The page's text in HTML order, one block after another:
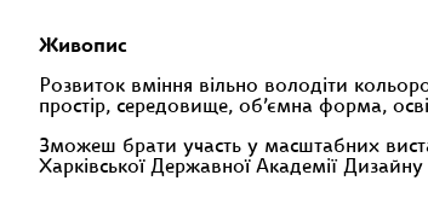
Живопис
Розвиток вміння вільно володіти
простір, середовище, об’ємна форма,
Зможеш брати участь у масштабних
Харківської Державної Академії Дизайну